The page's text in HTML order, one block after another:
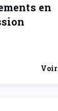
en
Voir